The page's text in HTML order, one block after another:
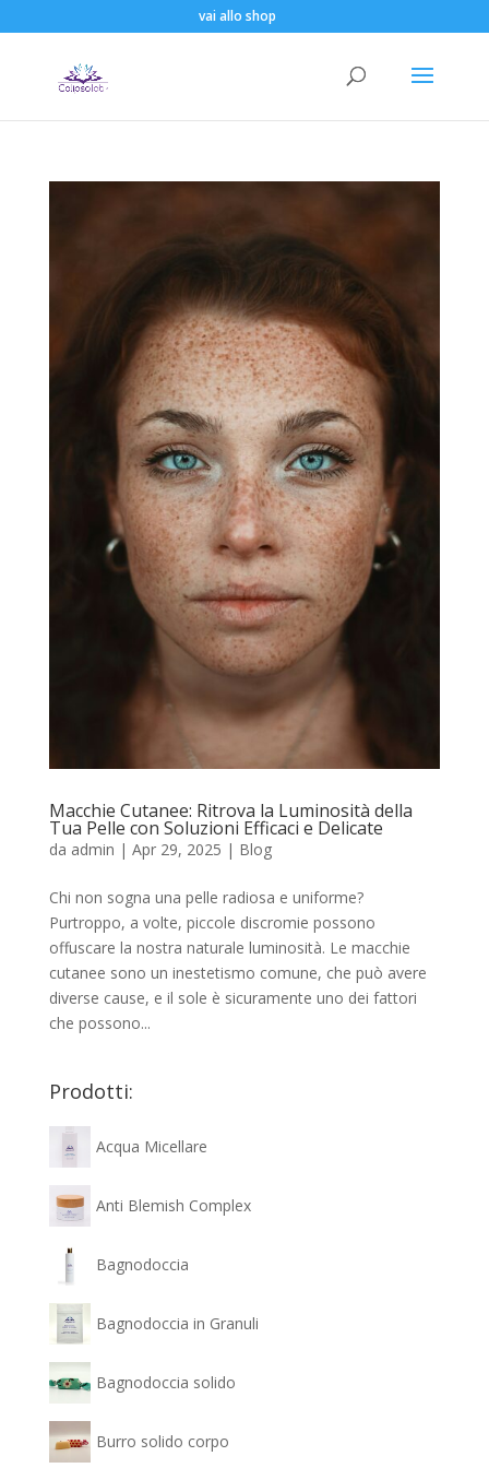
vai allo shop
Macchie Cutanee: Ritrova la Luminosità della
Tua Pelle con Soluzioni Efficaci e Delicate
da admin | Apr 29, 2025 | Blog
Chi non sogna una pelle radiosa e uniforme?
Purtroppo, a volte, piccole discromie possono
offuscare la nostra naturale luminosità. Le macchie
cutanee sono un inestetismo comune, che può avere
diverse cause, e il sole è sicuramente uno dei fattori
che possono...
Prodotti:
Acqua Micellare
Anti Blemish Complex
Bagnodoccia
Bagnodoccia in Granuli
Bagnodoccia solido
Burro solido corpo